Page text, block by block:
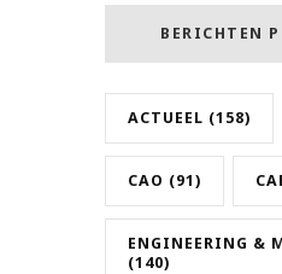
BERICHTEN
ACTUEEL (158)
CAO (91)
ENGINEERING &
(140)